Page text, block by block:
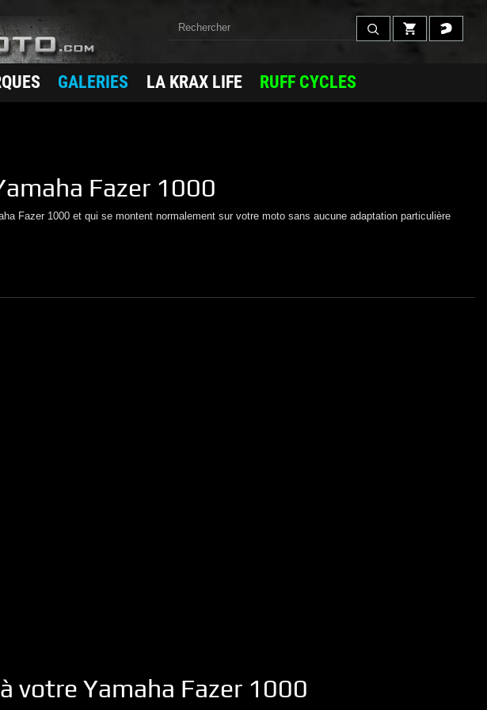
GALERIES LA KRAX LIFE RUFF CYCLES
Fazer 1000
Fazer 1000 et qui se montent normalement sur votre moto sans aucune adaptation particulière
votre Yamaha Fazer 1000